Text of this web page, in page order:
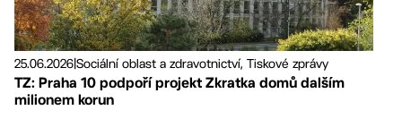
25.06.2026Sociální oblast a zdravotnictví, Tiskové zprávy
TZ: Praha 10 podpoří projekt Zkratka domů dalším
milionem korun